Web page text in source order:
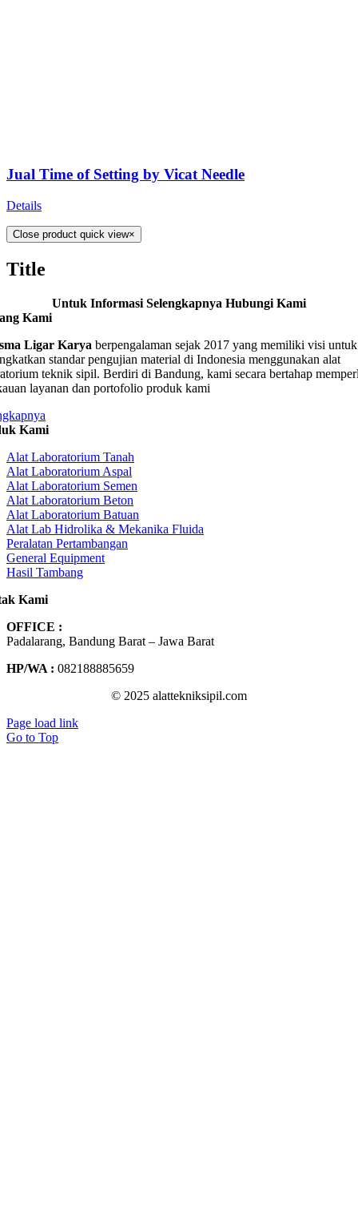
Jual Time of Setting by Vicat Needle
Details
Close product quick view×
Title
Untuk Informasi Selengkapnya Hubungi Kami
Kami
Ligar Karya berpengalaman sejak 2017 yang memiliki visi untuk
standar pengujian material di Indonesia menggunakan alat
teknik sipil. Berdiri di Bandung, kami secara bertahap
layanan dan portofolio produk kami
Kami
Alat Laboratorium Tanah
Alat Laboratorium Aspal
Alat Laboratorium Semen
Alat Laboratorium Beton
Alat Laboratorium Batuan
Alat Lab Hidrolika & Mekanika Fluida
Peralatan Pertambangan
General Equipment
Hasil Tambang
Kami
OFFICE :
Padalarang, Bandung Barat – Jawa Barat
HP/WA : 082188885659
© 2025 alattekniksipil.com
Page load link
Go to Top